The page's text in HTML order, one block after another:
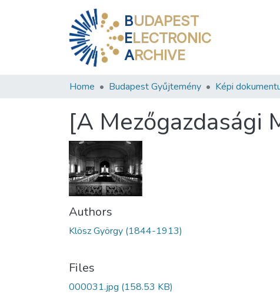
BUDAPEST
ELECTRONIC
ARCHIVE
Home Budapest Gyűjtemény Képi
[A Mezőgazdasági
Authors
Klösz György (1844-1913)
Files
000031.jpg (158.53 KB)